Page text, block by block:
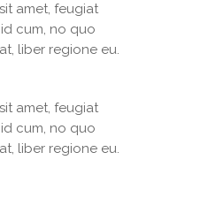
amet, feugiat
cum, no quo
liber regione eu.
amet, feugiat
cum, no quo
liber regione eu.